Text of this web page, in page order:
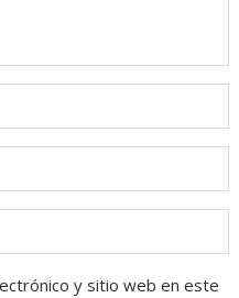
y sitio web en este